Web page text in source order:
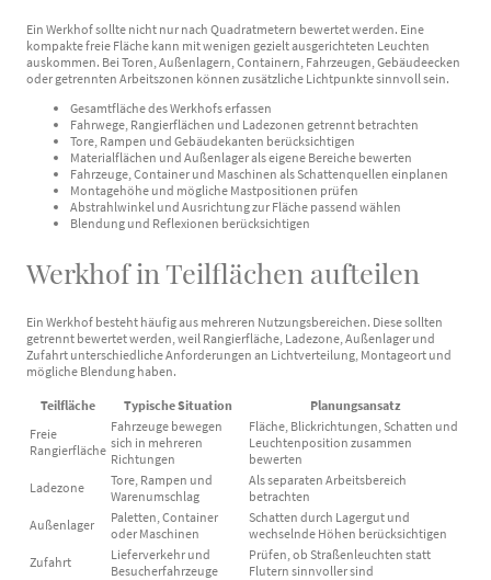
Ein Werkhof sollte nicht nur nach Quadratmetern bewertet werden. Eine
kompakte freie Fläche kann mit wenigen gezielt ausgerichteten Leuchten
auskommen. Bei Toren, Außenlagern, Containern, Fahrzeugen, Gebäudeecken
oder getrennten Arbeitszonen können zusätzliche Lichtpunkte sinnvoll sein.
Gesamtfläche des Werkhofs erfassen
Fahrwege, Rangierflächen und Ladezonen getrennt betrachten
Tore, Rampen und Gebäudekanten berücksichtigen
Materialflächen und Außenlager als eigene Bereiche bewerten
Fahrzeuge, Container und Maschinen als Schattenquellen einplanen
Montagehöhe und mögliche Mastpositionen prüfen
Abstrahlwinkel und Ausrichtung zur Fläche passend wählen
Blendung und Reflexionen berücksichtigen
Werkhof in Teilflächen aufteilen
Ein Werkhof besteht häufig aus mehreren Nutzungsbereichen. Diese sollten
getrennt bewertet werden, weil Rangierfläche, Ladezone, Außenlager und
Zufahrt unterschiedliche Anforderungen an Lichtverteilung, Montageort und
mögliche Blendung haben.
Teilfläche Typische Situation
Planungsansatz
Freie
Rangierfläche
Fahrzeuge bewegen
sich in mehreren
Richtungen
Fläche, Blickrichtungen, Schatten und
Leuchtenposition zusammen
bewerten
Ladezone
Tore, Rampen und
Warenumschlag
Als separaten Arbeitsbereich
betrachten
Außenlager
Paletten, Container
oder Maschinen
Schatten durch Lagergut und
wechselnde Höhen berücksichtigen
Zufahrt
Lieferverkehr und
Besucherfahrzeuge
Prüfen, ob Straßenleuchten statt
Flutern sinnvoller sind